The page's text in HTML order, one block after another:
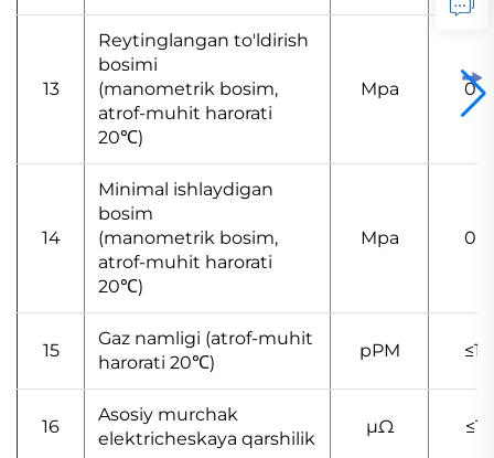
13
Reytinglangan to'ldirish
bosimi
(manometrik bosim,
atrof-muhit harorati
20℃)
Mpa
14
Minimal ishlaydigan
bosim
(manometrik bosim,
atrof-muhit harorati
20℃)
Mpa
15
Gaz namligi (atrof-muhit
harorati 20℃)
pPM
16
Asosiy murchak
elektricheskaya qarshilik
μΩ